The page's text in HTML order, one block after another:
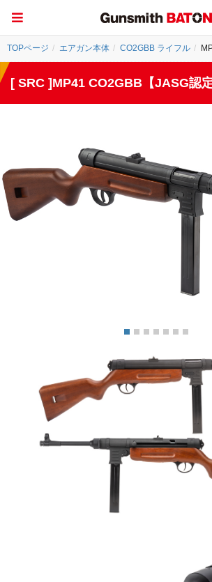
TOPページ エアガン本体 CO2GBB ライフル
[ SRC ]MP41 CO2GBB【JASG認定